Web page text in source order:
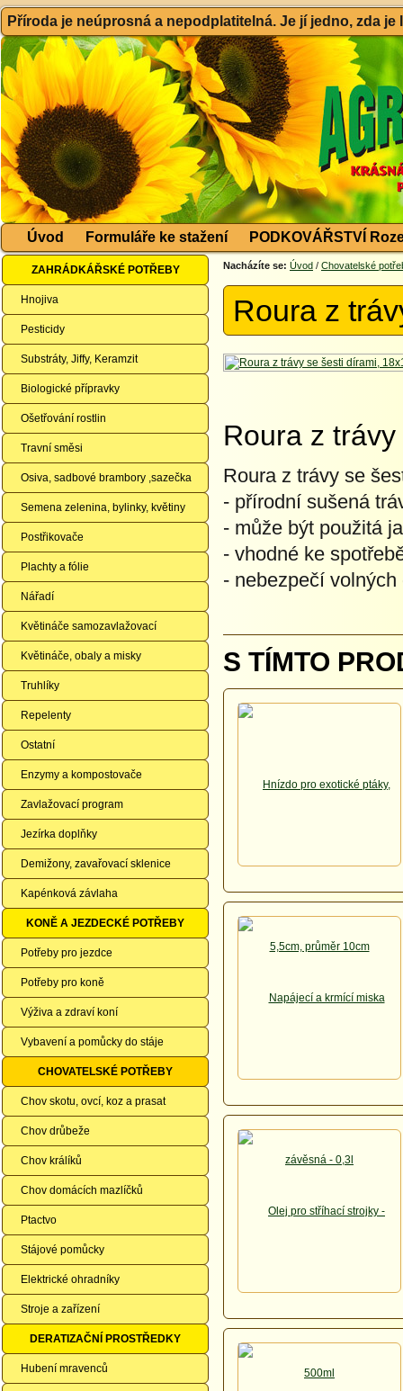
Příroda je neúprosná a nepodplatitelná. Je jí jedno, zda
Úvod Formuláře ke stažení PODKOVÁŘSTVÍ
ZAHRÁDKÁŘSKÉ POTŘEBY
Hnojiva
Pesticidy
Substráty, Jiffy, Keramzit
Biologické přípravky
Ošetřování rostlin
Travní směsi
Osiva, sadbové brambory ,sazečka
Semena zelenina, bylinky, květiny
Postřikovače
Plachty a fólie
Nářadí
Květináče samozavlažovací
Květináče, obaly a misky
Truhlíky
Repelenty
Ostatní
Enzymy a kompostovače
Zavlažovací program
Jezírka doplňky
Demižony, zavařovací sklenice
Kapénková závlaha
KONĚ A JEZDECKÉ POTŘEBY
Potřeby pro jezdce
Potřeby pro koně
Výživa a zdraví koní
Vybavení a pomůcky do stáje
CHOVATELSKÉ POTŘEBY
Chov skotu, ovcí, koz a prasat
Chov drůbeže
Chov králíků
Chov domácích mazlíčků
Ptactvo
Stájové pomůcky
Elektrické ohradníky
Stroje a zařízení
DERATIZAČNÍ PROSTŘEDKY
Hubení mravenců
Nacházíte se: Úvod / Chovatelské
Roura z
Roura z
Roura z trávy se
- přírodní sušená
- může být použitá
- vhodné ke
- nebezpečí
S TÍMTO